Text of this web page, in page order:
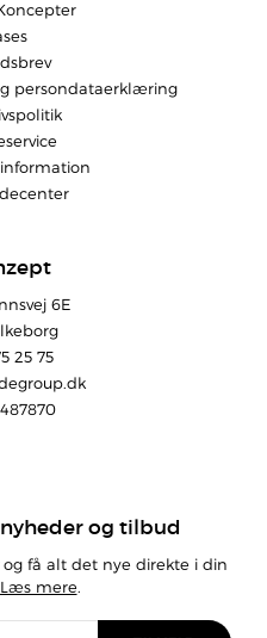
persondataerklæring
6E
25 75
og tilbud
få alt det nye direkte i din
Læs mere.